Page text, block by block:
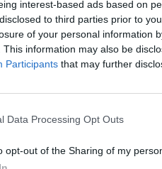
interest-based ads based on
to third parties prior to
of your personal information
This information may also be
Participants that may further
Data Processing Opt Outs
opt-out of the Sharing of my
all’altro o a uno incluso